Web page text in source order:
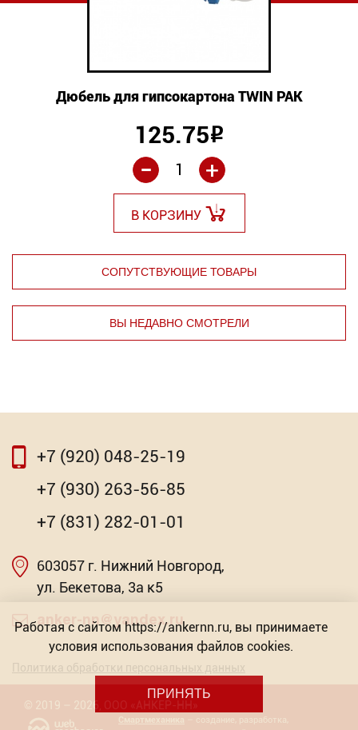
Дюбель для гипсокартона TWIN PAK
125.75Р
+
-
В КОРЗИНУ
СОПУТСТВУЮЩИЕ ТОВАРЫ
Заклепочник (клещи) для анкеров типа
"Молли"
851.40Р
В КОРЗИНУ
ВЫ НЕДАВНО СМОТРЕЛИ
⇦
Насадка для МФИ ЗУБР DIAMOND керамика,
мрамор, стекло
Торговых предложений: 2
от 603.57Р
+7 (920) 048-25-19
+7 (930) 263-56-85
+7 (831) 282-01-01
603057 г. Нижний Новгород,
ул. Бекетова, 3а к5
anker-nn@yandex.ru
Политика обработки персональных данных
© 2019 – 2026 ООО «АНКЕР-НН»
Смартмеханика – создание, разработка,
Работая с сайтом https://ankernn.ru, вы принимаете
условия использования файлов cookies.
ПРИНЯТЬ